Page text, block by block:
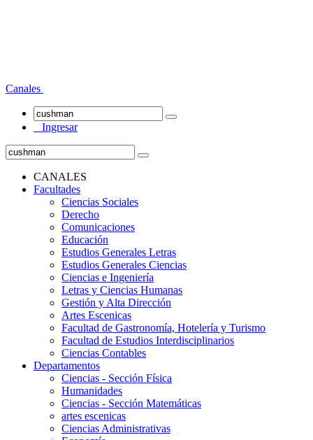
Canales
Ingresar
CANALES
Facultades
Ciencias Sociales
Derecho
Comunicaciones
Educación
Estudios Generales Letras
Estudios Generales Ciencias
Ciencias e Ingeniería
Letras y Ciencias Humanas
Gestión y Alta Dirección
Artes Escenicas
Facultad de Gastronomía, Hotelería y Turismo
Facultad de Estudios Interdisciplinarios
Ciencias Contables
Departamentos
Ciencias - Sección Física
Humanidades
Ciencias - Sección Matemáticas
artes escenicas
Ciencias Administrativas